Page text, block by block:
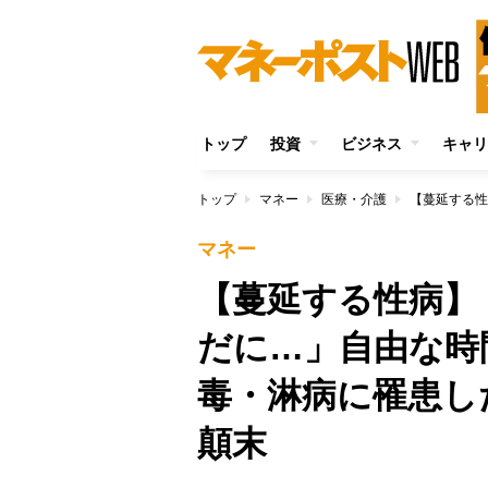
トップ 投資 ビジネス キャ
トップ マネー 医療・介護
マネー
【蔓延する性病
だに…」自由な時
毒・淋病に罹患
顛末